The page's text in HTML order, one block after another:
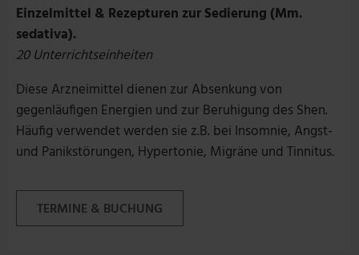
Einzelmittel & Rezepturen zur Sedierung (Mm.
sedativa).
20 Unterrichtseinheiten
Diese Arzneimittel dienen zur Absenkung von
gegenläufigen Energien und zur Beruhigung des Shen.
Häufig verwendet werden sie z.B. bei Insomnie, Angst-
und Panikstörungen, Hypertonie, Migräne und Tinnitus.
TERMINE & BUCHUNG